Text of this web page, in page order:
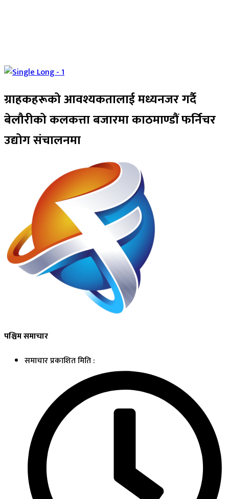
ग्राहकहरूको आवश्यकतालाई मध्यनजर गर्दै
बेलौरीको कलकत्ता बजारमा काठमाण्डौं फर्निचर
उद्योग संचालनमा
पश्चिम समाचार
समाचार प्रकाशित मिति :